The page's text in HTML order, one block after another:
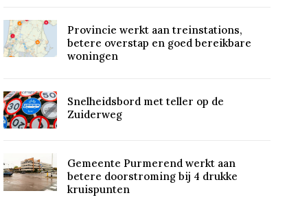
Provincie werkt aan treinstations,
betere overstap en goed bereikbare
woningen
Snelheidsbord met teller op de
Zuiderweg
Gemeente Purmerend werkt aan
betere doorstroming bij 4 drukke
kruispunten